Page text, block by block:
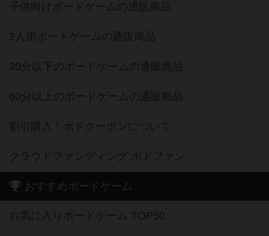
子供向けボードゲームの通販商品
2人用ボードゲームの通販商品
20分以下のボードゲームの通販商品
60分以上のボードゲームの通販商品
割引購入！ボドクーポンについて
クラウドファンディング ボドファン
おすすめボードゲーム
お気に入りボードゲーム TOP50